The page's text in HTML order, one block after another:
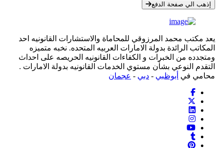
إذهب الي صفحة الدفع
يعد مكتب محمد المرزوقي للمحاماة والاستشارات القانونيه احد
المكاتب الرائدة بدولة الامارات العربيه المتحده. نخبه متميزه
ومتجدده من الخبرات و الكفاءات القانونيه الحريصه على احداث
التقدم النوعي بشأن مستوي الخدمات القانونيه بدولة الامارات .
محامي في أبوظبي - دبي - عجمان